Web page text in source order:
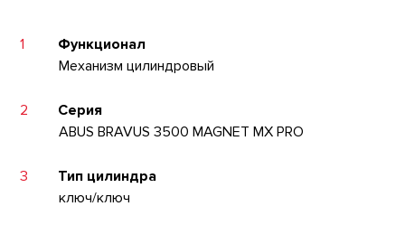
1
Функционал
Механизм цилиндровый
2
Серия
ABUS BRAVUS 3500 MAGNET MX PRO
3
Тип цилиндра
ключ/ключ